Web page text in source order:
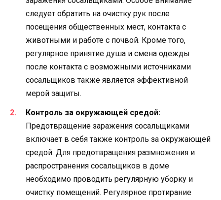
следует обратить на очистку рук после
посещения общественных мест, контакта с
животными и работе с почвой. Кроме того,
регулярное принятие душа и смена одежды
после контакта с возможными источниками
сосальщиков также является эффективной
мерой защиты.
Контроль за окружающей средой:
Предотвращение заражения сосальщиками
включает в себя также контроль за окружающей
средой. Для предотвращения размножения и
распространения сосальщиков в доме
необходимо проводить регулярную уборку и
очистку помещений. Регулярное протирание